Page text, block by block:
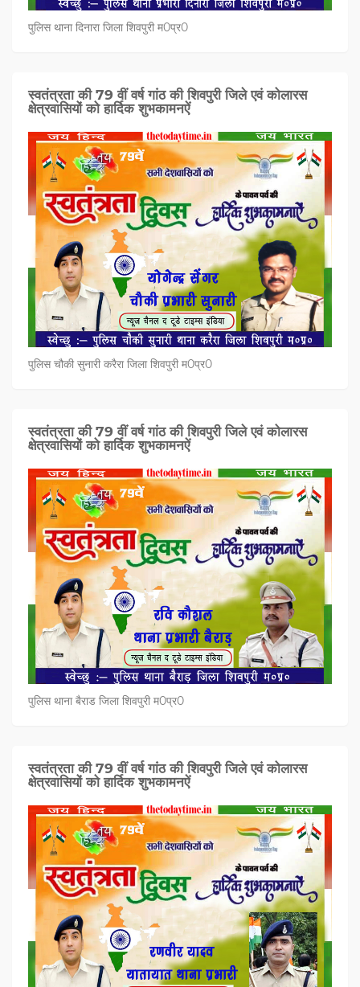
पुलिस थाना दिनारा जिला शिवपुरी म0प्र0
स्वतंत्रता की 79 वीं वर्ष गांठ की शिवपुरी जिले एवं कोलारस
क्षेत्रवासियों को हार्दिक शुभकामनऐं
पुलिस चौकी सुनारी करैरा जिला शिवपुरी म0प्र0
स्वतंत्रता की 79 वीं वर्ष गांठ की शिवपुरी जिले एवं कोलारस
क्षेत्रवासियों को हार्दिक शुभकामनऐं
पुलिस थाना बैराड जिला शिवपुरी म0प्र0
स्वतंत्रता की 79 वीं वर्ष गांठ की शिवपुरी जिले एवं कोलारस
क्षेत्रवासियों को हार्दिक शुभकामनऐं